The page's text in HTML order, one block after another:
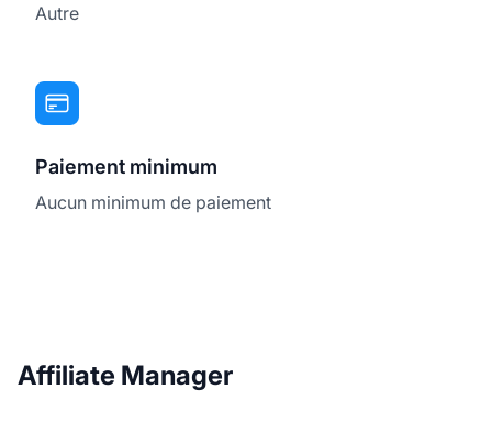
Autre
Paiement minimum
Aucun minimum de paiement
Affiliate Manager